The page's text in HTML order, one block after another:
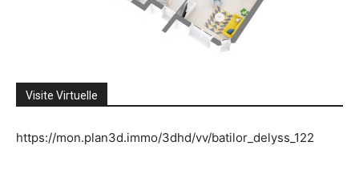
Visite Virtuelle
https://mon.plan3d.immo/3dhd/vv/batilor_delyss_122